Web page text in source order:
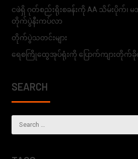
ငဖဲရှိ ဂုတ်စည်းရိုးစခန်းကို AA သိမ်းပိုက်၊
တိုက်ပွဲနီးကပ်လာ
တိုက်ပွဲသတင်းများ
ရေစကြိုထွေအုပ်ရုံးကို ပြောက်ကျားတိုက်
SEARCH